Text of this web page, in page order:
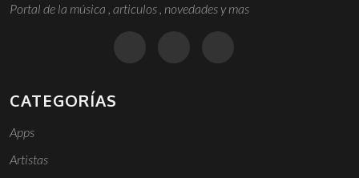
Portal de la música , articulos , novedades y mas
CATEGORÍAS
Apps
Artistas